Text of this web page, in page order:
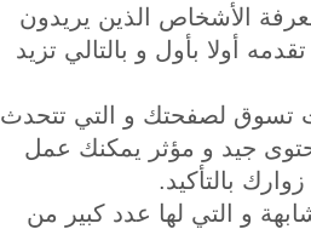
الأشخاص الذين يريدون
أولا بأول و بالتالي تزيد
تسوق لصفحتك و التي تتحدث
جيد و مؤثر يمكنك عمل
بالتأكيد.
و التي لها عدد كبير من